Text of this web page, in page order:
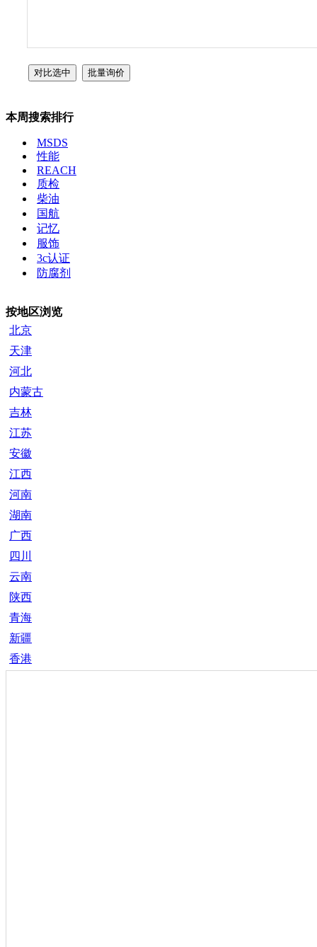
本周搜索排行
MSDS
性能
REACH
质检
柴油
国航
记忆
服饰
3c认证
防腐剂
按地区浏览
北京
天津
河北
内蒙古
吉林
江苏
安徽
江西
河南
湖南
广西
四川
云南
陕西
青海
新疆
香港